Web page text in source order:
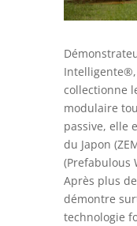
collectionne
modulaire
passive, elle
du Japon
(Prefabulous
Après plus
démontre
technologie